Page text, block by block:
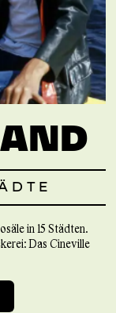
in 15 Städten.
Das Cineville